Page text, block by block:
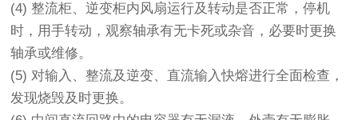
(4) 整流柜、逆变柜内风扇运行及转动是否正常，停机
时，用手转动，观察轴承有无卡死或杂音，必要时更换
轴承或维修。
(5) 对输入、整流及逆变、直流输入快熔进行全面检查，
发现烧毁及时更换。